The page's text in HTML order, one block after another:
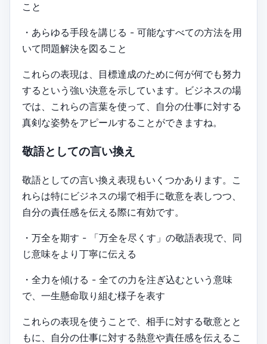
こと
・あらゆる手段を講じる - 可能なすべての方法を用
いて問題解決を図ること
これらの表現は、目標達成のために何が何でも努力
するという強い決意を示しています。ビジネスの場
では、これらの言葉を使って、自分の仕事に対する
真剣な姿勢をアピールすることができますね。
敬語としての言い換え
敬語としての言い換え表現もいくつかあります。こ
れらは特にビジネスの場で相手に敬意を表しつつ、
自分の責任感を伝える際に有効です。
・万全を期す - 「万全を尽くす」の敬語表現で、同
じ意味をより丁寧に伝える
・全力を傾ける - 全ての力を注ぎ込むという意味
で、一生懸命取り組む様子を表す
これらの表現を使うことで、相手に対する敬意とと
もに、自分の仕事に対する熱意や責任感を伝えるこ